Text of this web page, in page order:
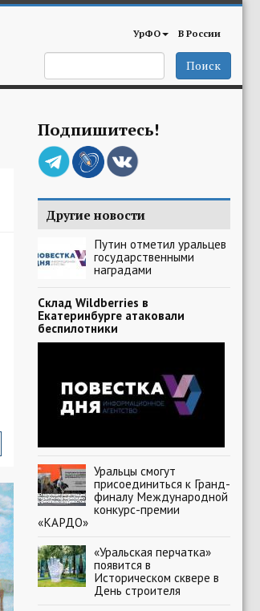
УрФО В России
Поиск
Подпишитесь!
Другие новости
Путин отметил уральцев
государственными
наградами
Склад Wildberries в
Екатеринбурге атаковали
беспилотники
Уральцы смогут
присоединиться к Гранд-
финалу Международной
конкурс-премии
«КАРДО»
«Уральская перчатка»
появится в
Историческом сквере в
День строителя